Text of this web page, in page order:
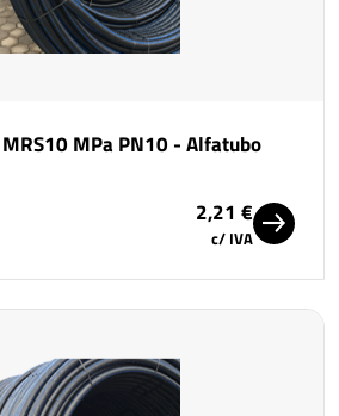
MRS10 MPa PN10 - Alfatubo
2,21 €
c/ IVA